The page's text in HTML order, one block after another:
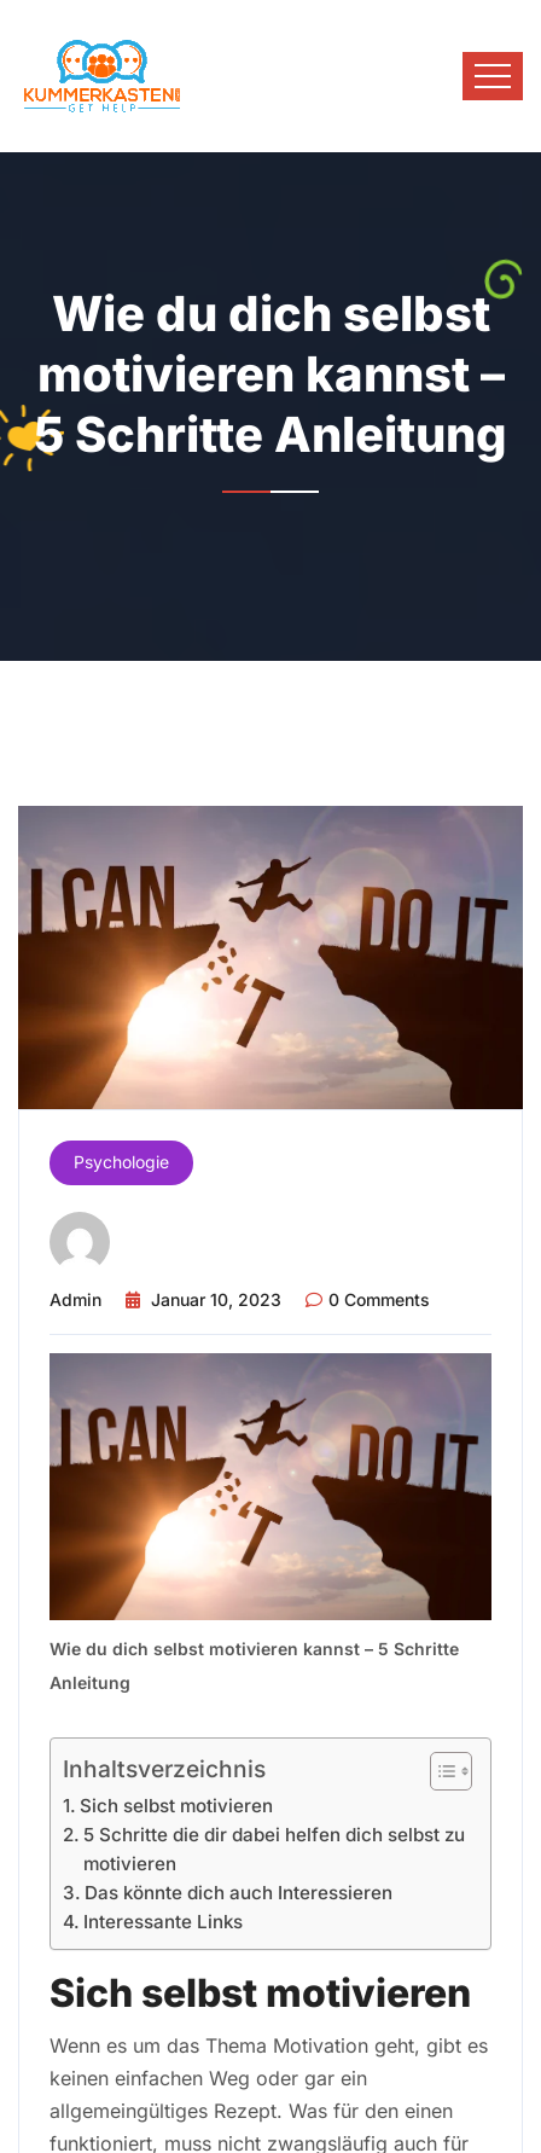
Wie du dich selbst
motivieren kannst –
5 Schritte Anleitung
Psychologie
Admin Januar 10, 2023 0 Comments
Wie du dich selbst motivieren kannst – 5 Schritte
Anleitung
Inhaltsverzeichnis
Sich selbst motivieren
5 Schritte die dir dabei helfen dich selbst zu
motivieren
Das könnte dich auch Interessieren
Interessante Links
Sich selbst motivieren
Wenn es um das Thema Motivation geht, gibt es
keinen einfachen Weg oder gar ein
allgemeingültiges Rezept. Was für den einen
funktioniert, muss nicht zwangsläufig auch für